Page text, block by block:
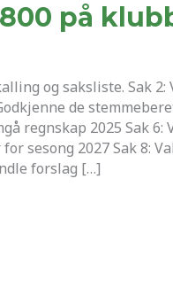
på
og saksliste. Sak
de
regnskap 2025 Sak
sesong 2027 Sak 8:
forslag […]